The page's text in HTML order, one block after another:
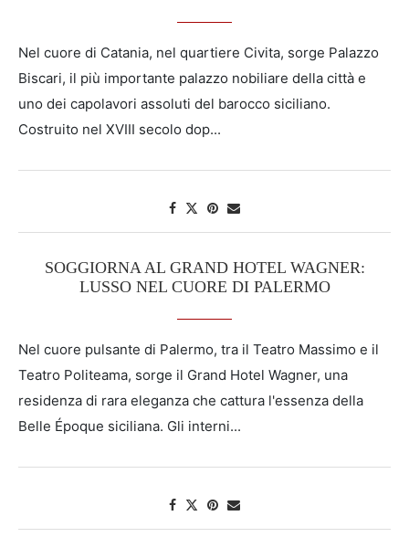
Nel cuore di Catania, nel quartiere Civita, sorge Palazzo
Biscari, il più importante palazzo nobiliare della città e
uno dei capolavori assoluti del barocco siciliano.
Costruito nel XVIII secolo dop...
SOGGIORNA AL GRAND HOTEL WAGNER:
LUSSO NEL CUORE DI PALERMO
Nel cuore pulsante di Palermo, tra il Teatro Massimo e il
Teatro Politeama, sorge il Grand Hotel Wagner, una
residenza di rara eleganza che cattura l'essenza della
Belle Époque siciliana. Gli interni...